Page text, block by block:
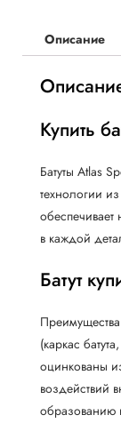
Описание
Купить
Батуты Atlas
технологии
в каждой
Батут
(каркас
оцинкованы
воздействий
образованию